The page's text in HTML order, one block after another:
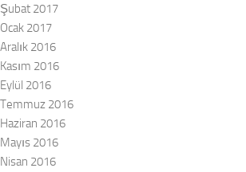
Şubat 2017
Ocak 2017
Aralık 2016
Kasım 2016
Eylül 2016
Temmuz 2016
Haziran 2016
Mayıs 2016
Nisan 2016